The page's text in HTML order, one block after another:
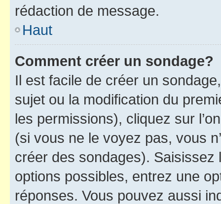
rédaction de message.
Haut
Comment créer un sondage?
Il est facile de créer un
sujet ou la modification du
les permissions), cliquez sur
(si vous ne le voyez pas, vous
créer des sondages).
options possibles, entrez une
réponses. Vous pouvez aussi